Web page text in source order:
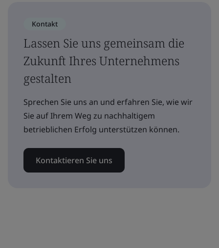
Kontakt
Lassen Sie uns gemeinsam die
Zukunft Ihres Unternehmens
gestalten
Sprechen Sie uns an und erfahren Sie, wie wir
Sie auf Ihrem Weg zu nachhaltigem
betrieblichen Erfolg unterstützen können.
Kontaktieren Sie uns